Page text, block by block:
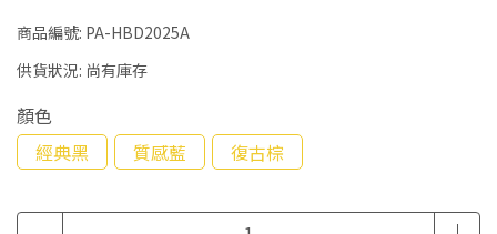
商品編號: PA-HBD2025A
供貨狀況: 尚有庫存
顏色
經典黑
質感藍 復古棕